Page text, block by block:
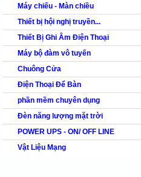
Máy chiếu - Màn chiều
Thiết bị hội nghị truyền...
Thiết Bị Ghi Âm Điện Thoại
Máy bộ đàm vô tuyến
Chuông Cửa
Điện Thoại Để Bàn
phần mềm chuyên dụng
Đèn năng lượng mặt trời
POWER UPS - ON/ OFF LINE
Vật Liệu Mạng